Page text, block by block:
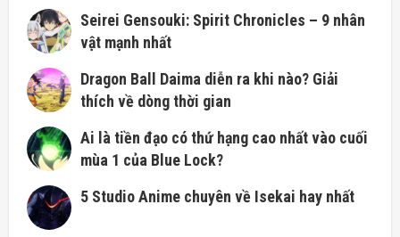
Seirei Gensouki: Spirit Chronicles – 9 nhân
vật mạnh nhất
Dragon Ball Daima diễn ra khi nào? Giải
thích về dòng thời gian
Ai là tiền đạo có thứ hạng cao nhất vào cuối
mùa 1 của Blue Lock?
5 Studio Anime chuyên về Isekai hay nhất